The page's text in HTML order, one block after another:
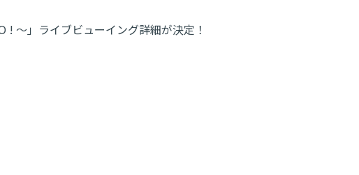
～」ライブビューイング詳細が決定！